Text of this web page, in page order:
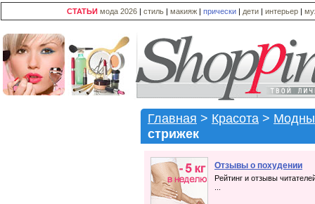
СТАТЬИ мода 2026 | стиль | макияж | прически | дети | интерьер |
Главная > Красота >
стрижек
Отзывы о похудении
Рейтинг и отзывы